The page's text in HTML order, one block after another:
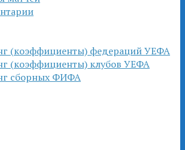
(коэффициенты) федераций УЕФА
(коэффициенты) клубов УЕФА
сборных ФИФА